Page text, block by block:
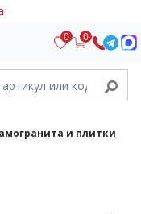
0 0
и плитки